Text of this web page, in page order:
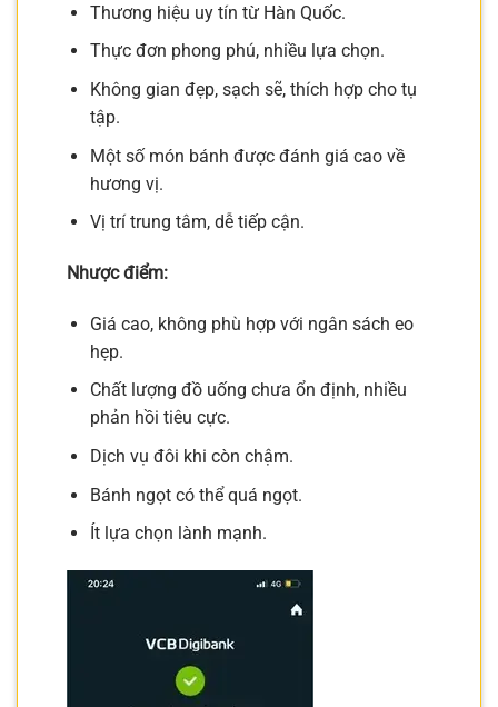
Thương hiệu uy tín từ Hàn Quốc.
Thực đơn phong phú, nhiều lựa chọn.
Không gian đẹp, sạch sẽ, thích hợp cho tụ
tập.
Một số món bánh được đánh giá cao về
hương vị.
Vị trí trung tâm, dễ tiếp cận.
Nhược điểm:
Giá cao, không phù hợp với ngân sách eo
hẹp.
Chất lượng đồ uống chưa ổn định, nhiều
phản hồi tiêu cực.
Dịch vụ đôi khi còn chậm.
Bánh ngọt có thể quá ngọt.
Ít lựa chọn lành mạnh.